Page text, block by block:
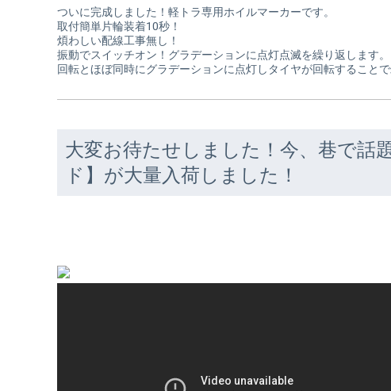
ついに完成しました！軽トラ専用ホイルマーカーです。
取付簡単片輪装着10秒！
煩わしい配線工事無し！
振動でスイッチオン！グラデーションに点灯点滅を繰り返します。
回転とほぼ同時にグラデーションに点灯しタイヤが回転すること
大変お待たせしました！今、巷で話
ド】が大量入荷しました！